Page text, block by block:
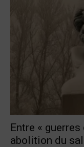
Entre «
abolition du